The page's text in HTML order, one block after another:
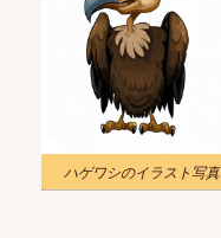
ハゲワシのイラスト写真